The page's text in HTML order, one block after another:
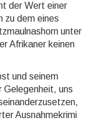
der Wert einer
zu dem eines
unter
Afrikaner keinen
und seinem
Gelegen­heit, uns
Aus­nahme­krimi